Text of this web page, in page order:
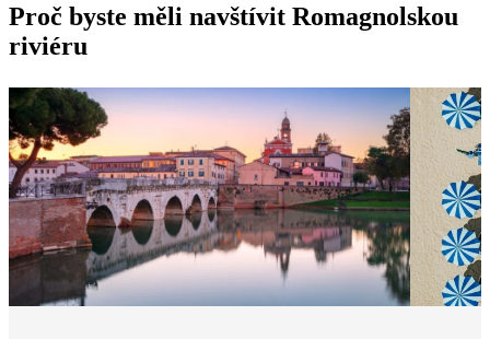
Proč byste měli navštívit Romagnolskou
riviéru